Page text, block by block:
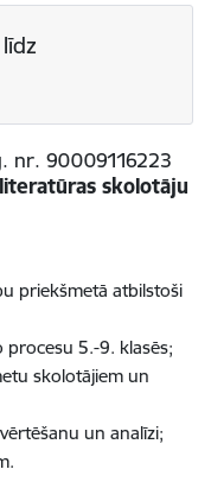
nr. 90009116223
skolotāju
priekšmetā atbilstoši
5.-9. klasēs;
skolotājiem un
un analīzi;